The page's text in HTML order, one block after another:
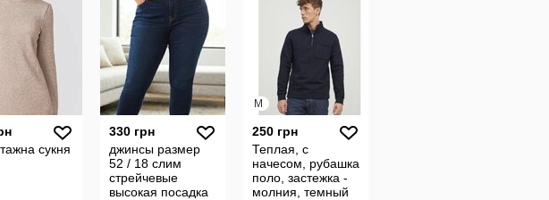
сукня
330 грн
джинсы размер
52 / 18 слим
стрейчевые
высокая посадка
M
250 грн
Теплая, с
начесом, рубашка
поло, застежка -
молния, темный